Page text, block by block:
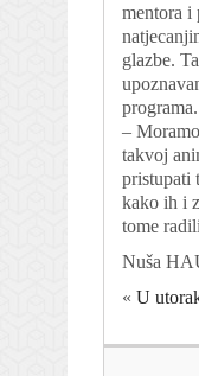
mentora i
glazbe.
programa.
–
takvoj
pristupati
kako ih i
tome
Nuša
« U